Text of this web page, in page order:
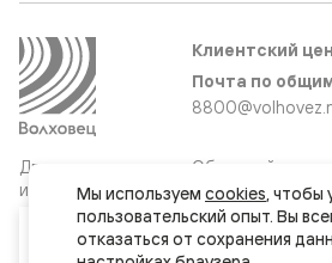
Ваш город
Двери
и интерьерные
решения
Клиентский
Почта по
Обратный звонок
Мы используем cookies, чтобы
пользовательский опыт. Вы
отказаться от сохранения